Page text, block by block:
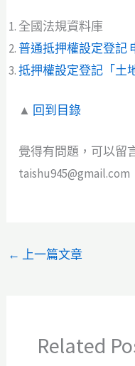
全國法規資料庫
普通抵押權設定登記
抵押權設定登記「土
▲ 回到目錄
覺得有問題，可以留
taishu945@gmail.com
← 上一篇文章
Related